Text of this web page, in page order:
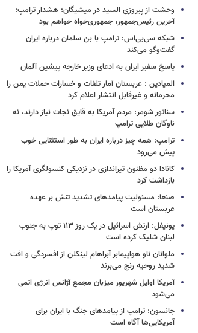
وحشت از پیروزی السید در میشیگان؛ هشدار ترامپ:
آخرین رئیس‌جمهور، جمهوری‌خواه خواهم بود
شبکه سی‌بی‌اس: ترامپ با بن سلمان درباره ایران
گفت‌وگو می‌کند
پاسخ سفیر ایران به ادعای وزیر خارجه پیشین آلمان
المیادین : عربستان آمار تلفات و خسارات حملات یمن را
محرمانه و غیرقابل انتشار اعلام کرد
سناتور شومر: مردم آمریکا به قایق نجات نیاز دارند، نه
ناوگان طلایی ترامپ
ترامپ: همه چیز درباره ایران به طور استثنایی خوب
پیش می‌رود
کانادا دو مظنون تیراندازی در نزدیکی کنسولگری آمریکا را
بازداشت کرد
صنعا: مسئولیت پیامدهای تشدید تنش بر عهده
عربستان است
یونیفل: ارتش اسرائیل در یک روز ۱۱۳ توپ به جنوب
لبنان شلیک کرده است
ملوانان ناو هواپیمابر آبراهام لینکلن از افسردگی و افت
شدید روحیه رنج می‌برند
آمریکا اوایل شهریور میزبان مجمع آژانس انرژی اتمی
می‌شود
جانسون: ترامپ از پیامدهای جنگ با ایران برای
آمریکایی‌ها آگاه است